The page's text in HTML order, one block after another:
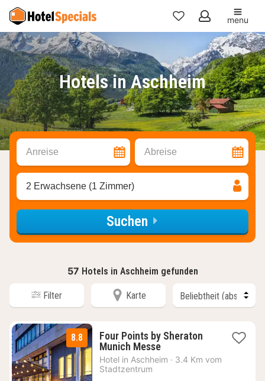
Meine
Favoriten
menu
Hotels in Aschheim
Anreise Abreise
2 Erwachsene (1 Zimmer)
Suchen
57 Hotels in Aschheim gefunden
Filter Karte
8.8
Four Points by Sheraton
Munich Messe2
Nächte
Hotel in Aschheim · 3.4 Km vom
Stadtzentrum